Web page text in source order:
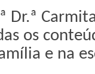
Dr.ª
os
e na